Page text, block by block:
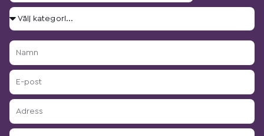
Välj
Namn
E-
post
Adress
Postnummer